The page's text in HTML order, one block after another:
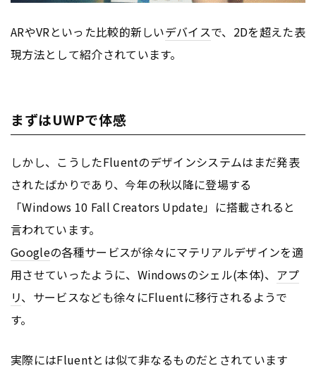
ARやVRといった比較的新しいデバイスで、2Dを超えた表
現方法として紹介されています。
まずはUWPで体感
しかし、こうしたFluentのデザインシステムはまだ発表
されたばかりであり、今年の秋以降に登場する
「Windows 10 Fall Creators Update」に搭載されると
言われています。
Googleの各種サービスが徐々にマテリアルデザインを適
用させていったように、Windowsのシェル(本体)、 アプ
リ、サービスなども徐々にFluentに移行されるようで
す。
実際にはFluentとは似て非なるものだとされています